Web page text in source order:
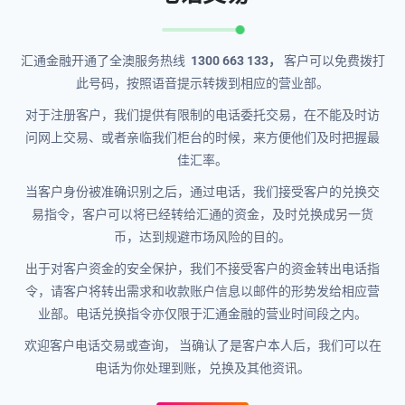
汇通金融开通了全澳服务热线 1300 663 133， 客户可以免费拨打
此号码，按照语音提示转拨到相应的营业部。
对于注册客户，我们提供有限制的电话委托交易，在不能及时访
问网上交易、或者亲临我们柜台的时候，来方便他们及时把握最
佳汇率。
当客户身份被准确识别之后，通过电话，我们接受客户的兑换交
易指令，客户可以将已经转给汇通的资金，及时兑换成另一货
币，达到规避市场风险的目的。
出于对客户资金的安全保护，我们不接受客户的资金转出电话指
令，请客户将转出需求和收款账户信息以邮件的形势发给相应营
业部。电话兑换指令亦仅限于汇通金融的营业时间段之内。
欢迎客户电话交易或查询， 当确认了是客户本人后，我们可以在
电话为你处理到账，兑换及其他资讯。